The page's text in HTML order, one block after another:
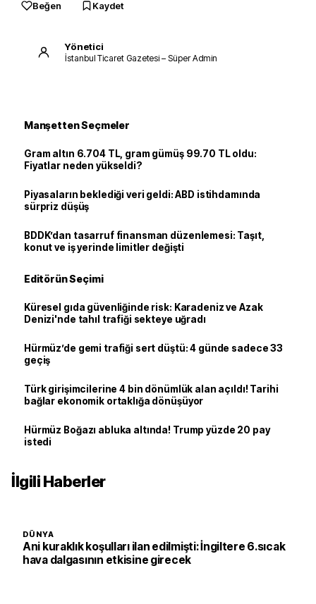
Beğen Kaydet
Yönetici
İstanbul Ticaret Gazetesi – Süper Admin
Manşetten Seçmeler
Gram altın 6.704 TL, gram gümüş 99.70 TL oldu:
Fiyatlar neden yükseldi?
Piyasaların beklediği veri geldi: ABD istihdamında
sürpriz düşüş
BDDK’dan tasarruf finansman düzenlemesi: Taşıt,
konut ve iş yerinde limitler değişti
Editörün Seçimi
Küresel gıda güvenliğinde risk: Karadeniz ve Azak
Denizi'nde tahıl trafiği sekteye uğradı
Hürmüz’de gemi trafiği sert düştü: 4 günde sadece 33
geçiş
Türk girişimcilerine 4 bin dönümlük alan açıldı! Tarihi
bağlar ekonomik ortaklığa dönüşüyor
Hürmüz Boğazı abluka altında! Trump yüzde 20 pay
istedi
İlgili Haberler
DÜNYA
Ani kuraklık koşulları ilan edilmişti: İngiltere 6.sıcak
hava dalgasının etkisine girecek